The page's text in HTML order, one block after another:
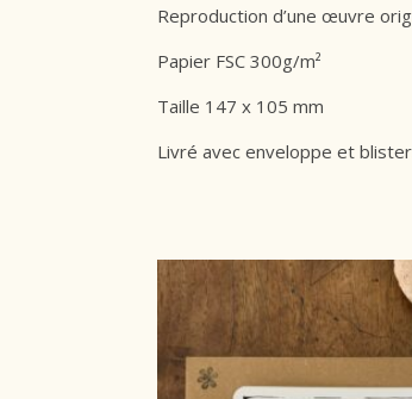
Reproduction d’une œuvre
Papier FSC 300g/m²
Taille 147 x 105 mm
Livré avec enveloppe et